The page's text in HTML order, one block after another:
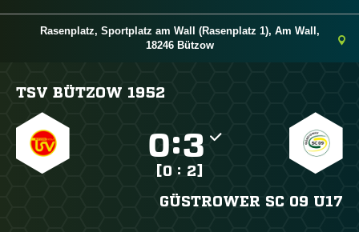
Rasenplatz, Sportplatz am Wall (Rasenplatz 1), Am Wall,
18246 Bützow
TSV BÜTZOW 1952
:
[0 : 2]
GÜSTROWER SC 09 U17